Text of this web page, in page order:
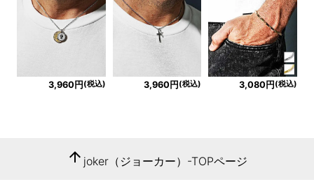
3,960円 (税込) 3,960円 (税込) 3,080円 (税込)
arrow_upward joker（ジョーカー）-TOPページ